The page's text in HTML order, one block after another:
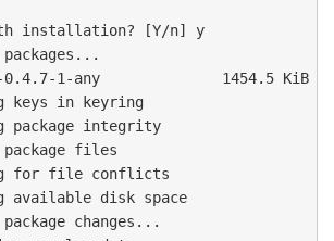
installation? [Y/n] y
1-any              1454.5 KiB
keys in keyring
package integrity
package files
for file conflicts
available disk space
changes...